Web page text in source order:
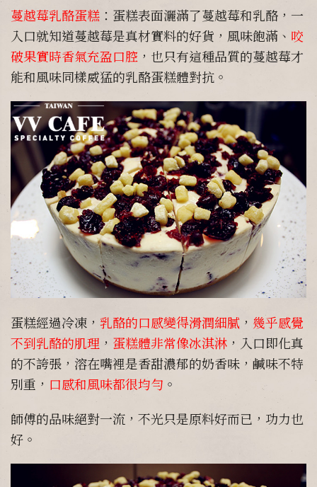
蔓越莓乳酪蛋糕 ：蛋糕表面灑滿了蔓越莓和乳酪，一
入口就知道蔓越莓是真材實料的好貨，風味飽滿、 咬
破果實時香氣充盈口腔 ，也只有這種品質的蔓越莓才
能和風味同樣威猛的乳酪蛋糕體對抗。
蛋糕經過冷凍， 乳酪的口感變得滑潤細膩 ， 幾乎感覺
不到乳酪的肌理 ， 蛋糕體非常像冰淇淋 ，入口即化真
的不誇張，溶在嘴裡是香甜濃郁的奶香味，鹹味不特
別重， 口感和風味都很均勻 。
師傅的品味絕對一流，不光只是原料好而已，功力也
好。